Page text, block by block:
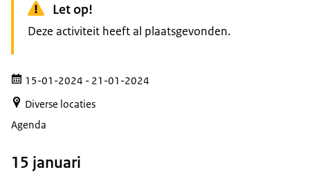
Let op!
Deze activiteit heeft al plaatsgevonden.
15-01-2024 - 21-01-2024
Diverse locaties
Agenda
15 januari